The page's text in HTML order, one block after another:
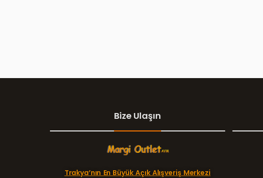
Bize Ulaşın
Trakya’nın En Büyük Açık Alışveriş Merkezi